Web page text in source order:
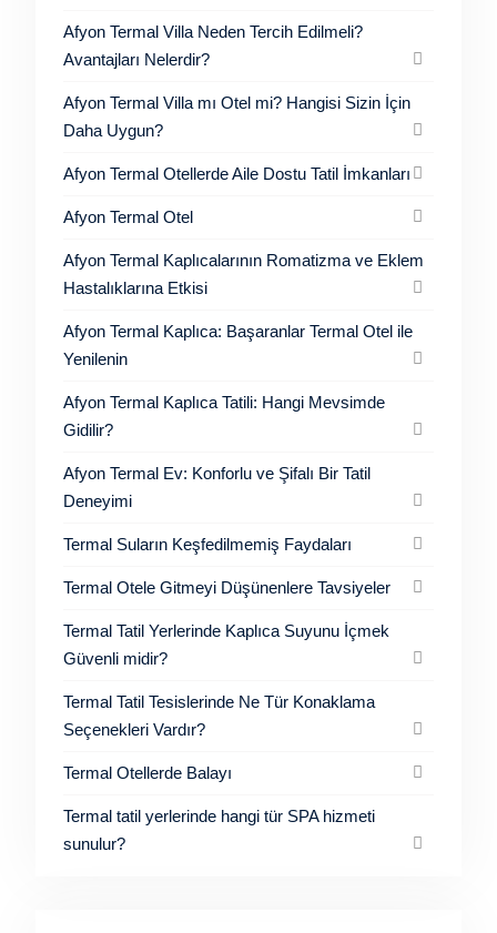
Afyon Termal Villa Neden Tercih Edilmeli?
Avantajları Nelerdir?
Afyon Termal Villa mı Otel mi? Hangisi Sizin İçin
Daha Uygun?
Afyon Termal Otellerde Aile Dostu Tatil İmkanları
Afyon Termal Otel
Afyon Termal Kaplıcalarının Romatizma ve Eklem
Hastalıklarına Etkisi
Afyon Termal Kaplıca: Başaranlar Termal Otel ile
Yenilenin
Afyon Termal Kaplıca Tatili: Hangi Mevsimde
Gidilir?
Afyon Termal Ev: Konforlu ve Şifalı Bir Tatil
Deneyimi
Termal Suların Keşfedilmemiş Faydaları
Termal Otele Gitmeyi Düşünenlere Tavsiyeler
Termal Tatil Yerlerinde Kaplıca Suyunu İçmek
Güvenli midir?
Termal Tatil Tesislerinde Ne Tür Konaklama
Seçenekleri Vardır?
Termal Otellerde Balayı
Termal tatil yerlerinde hangi tür SPA hizmeti
sunulur?